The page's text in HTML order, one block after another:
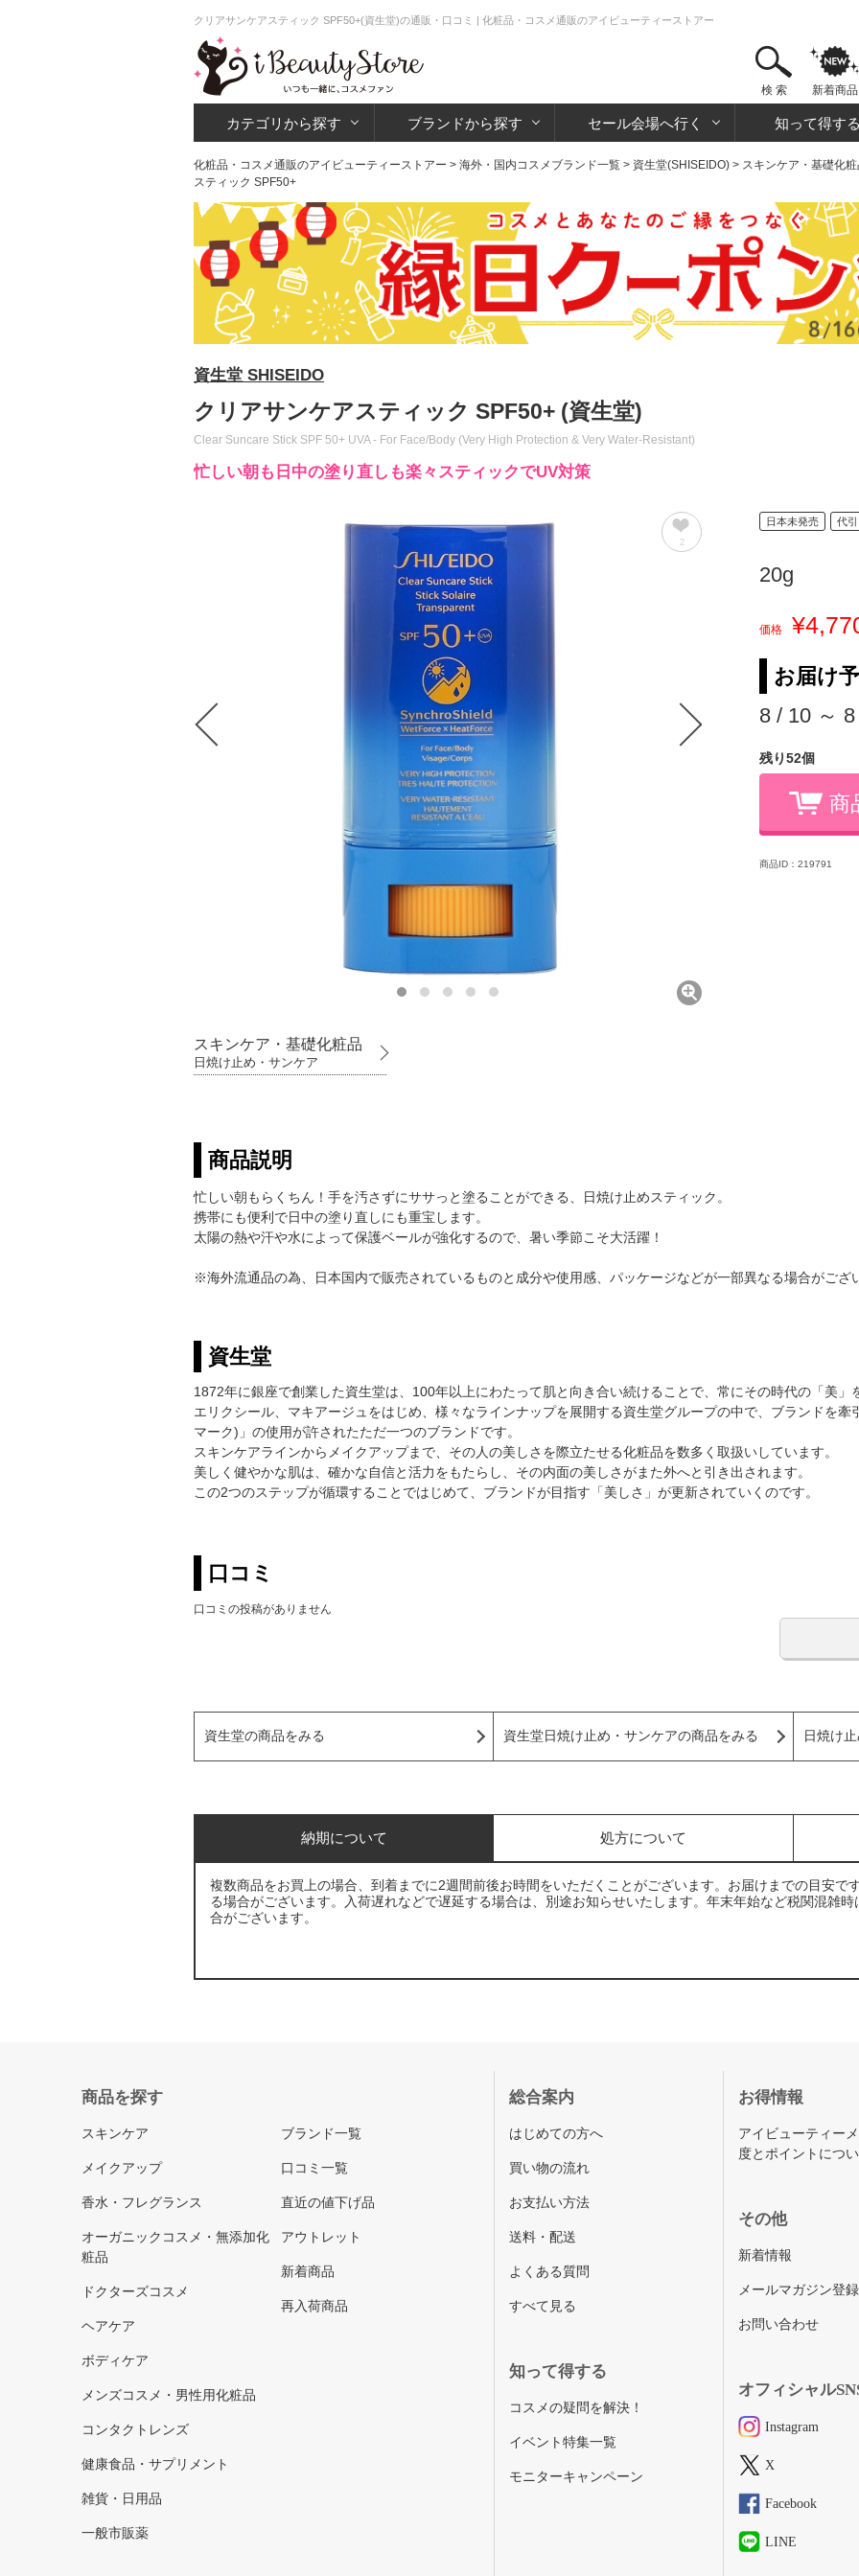
クリアサンケアスティック SPF50+(資生堂)の通販・口コミ | 化粧品・コスメ通販のアイビューティーストアー
検 索 新着商品
カテゴリから探す ブランドから探す セール会場へ行く 知って得する
化粧品・コスメ通販のアイビューティーストアー > 海外・国内コスメブランド一覧 > 資生堂(SHISEIDO) > スキンケア・基礎化粧
スティック SPF50+
資生堂 SHISEIDO
クリアサンケアスティック SPF50+ (資生堂)
Clear Suncare Stick SPF 50+ UVA - For Face/Body (Very High Protection & Very Water-Resistant)
忙しい朝も日中の塗り直しも楽々スティックでUV対策
2
スキンケア・基礎化粧品
日焼け止め・サンケア
日本未発売 代
20g
価格
お届け
8 / 10 ～
残り52個
商
商品ID：219791
商品説明
忙しい朝もらくちん！手を汚さずにササっと塗ることができる、日焼け止めスティック。
携帯にも便利で日中の塗り直しにも重宝します。
太陽の熱や汗や水によって保護ベールが強化するので、暑い季節こそ大活躍！
※海外流通品の為、日本国内で販売されているものと成分や使用感、パッケージなどが一部異なる場合がござ
資生堂
1872年に銀座で創業した資生堂は、100年以上にわたって肌と向き合い続けることで、常にその時代の「美」
エリクシール、マキアージュをはじめ、様々なラインナップを展開する資生堂グループの中で、ブランドを牽
マーク)」の使用が許されたただ一つのブランドです。
スキンケアラインからメイクアップまで、その人の美しさを際立たせる化粧品を数多く取扱いしています。
美しく健やかな肌は、確かな自信と活力をもたらし、その内面の美しさがまた外へと引き出されます。
この2つのステップが循環することではじめて、ブランドが目指す「美しさ」が更新されていくのです。
口コミ
口コミの投稿がありません
資生堂の商品をみる 資生堂日焼け止め・サンケアの商品をみる 日焼け
納期について 処方について
複数商品をお買上の場合、到着までに2週間前後お時間をいただくことがございます。お届けまでの目安で
る場合がございます。入荷遅れなどで遅延する場合は、別途お知らせいたします。年末年始など税関混雑
合がございます。
商品を探す
スキンケア
メイクアップ
香水・フレグランス
オーガニックコスメ・無添加化
粧品
ドクターズコスメ
ヘアケア
ボディケア
メンズコスメ・男性用化粧品
コンタクトレンズ
健康食品・サプリメント
雑貨・日用品
一般市販薬
ブランド一覧
口コミ一覧
直近の値下げ品
アウトレット
新着商品
再入荷商品
総合案内
はじめての方へ
買い物の流れ
お支払い方法
送料・配送
よくある質問
すべて見る
知って得する
コスメの疑問を解決！
イベント特集一覧
モニターキャンペーン
お得情報
アイビューティー
度とポイントにつ
その他
新着情報
メールマガジン登録
お問い合わせ
オフィシャル
Instagram
X
Facebook
LINE